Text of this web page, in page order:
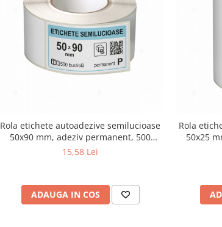
Rola etichete autoadezive semilucioase
50x90 mm, adeziv permanent, 500
etichete/rola
15,58 Lei
ADAUGA IN COS
Rola
50x25